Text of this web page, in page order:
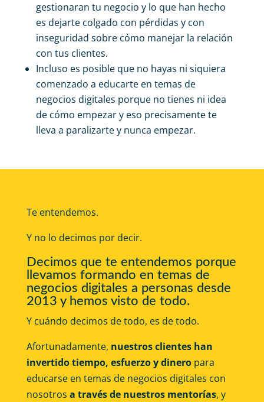
gestionaran tu negocio y lo que han hecho
es dejarte colgado con pérdidas y con
inseguridad sobre cómo manejar la relación
con tus clientes.
Incluso es posible que no hayas ni siquiera
comenzado a educarte en temas de
negocios digitales porque no tienes ni idea
de cómo empezar y eso precisamente te
lleva a paralizarte y nunca empezar.
Te entendemos.
Y no lo decimos por decir.
Decimos que te entendemos porque
llevamos formando en temas de
negocios digitales a personas desde
2013 y hemos visto de todo.
Y cuándo decimos de todo, es de todo.
Afortunadamente, nuestros clientes han
invertido tiempo, esfuerzo y dineropara
educarse en temas de negocios digitales con
nosotros a través de nuestros mentorías, y